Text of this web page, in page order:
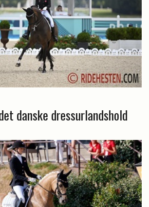
danske dressurlandshold